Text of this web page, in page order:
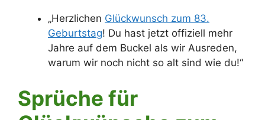
„Herzlichen Glückwunsch zum 83.
Geburtstag! Du hast jetzt offiziell mehr
Jahre auf dem Buckel als wir Ausreden,
warum wir noch nicht so alt sind wie du!“
Sprüche für